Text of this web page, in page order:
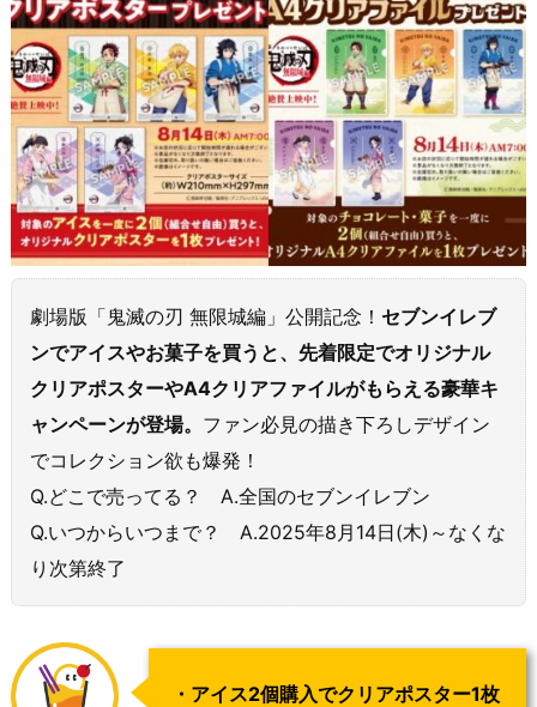
劇場版「鬼滅の刃 無限城編」公開記念！ セブンイレブ
ンでアイスやお菓子を買うと、先着限定でオリジナル
クリアポスターやA4クリアファイルがもらえる豪華キ
ャンペーンが登場。 ファン必見の描き下ろしデザイン
でコレクション欲も爆発！
Q.どこで売ってる？ A.全国のセブンイレブン
Q.いつからいつまで？ A.2025年8月14日(木)～なくな
り次第終了
・アイス2個購入でクリアポスター1枚